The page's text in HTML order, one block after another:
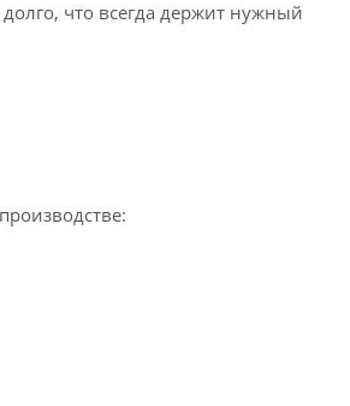
что всегда держит нужный